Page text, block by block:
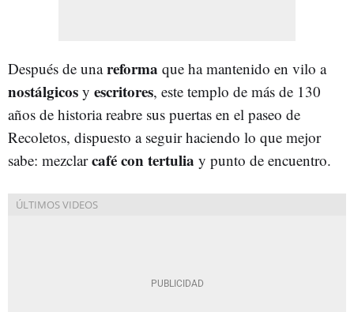
Después de unareforma que ha mantenido en vilo a
nostálgicos y escritores, este templo de más de 130
años de historia reabre sus puertas en el paseo de
Recoletos, dispuesto a seguir haciendo lo que mejor
sabe: mezclarcafé con tertulia y punto de encuentro.